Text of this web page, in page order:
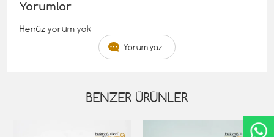
Yorumlar
Henüz yorum yok
Yorum yaz
BENZER ÜRÜNLER